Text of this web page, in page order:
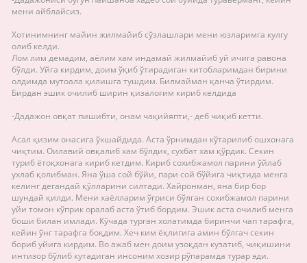
мени айблайсиз.
Хотинимнинг майин жилмайиб сўзлашлари мени юзларимга кулгу
олиб келди.
Лом лим демадим, аёлим хам индамай жилмайиб уй ичига равона
бўлди. Уйга кирдим, доим ўқиб ўтирадиган китобларимдан бирини
олдимда мутоала қилишга тушдим. Билмайман қанча ўтирдим.
Бирдан эшик очилиб ширин қизалоғим кириб келдида
-Дадажон овқат пишибти, онам чақийяпти,- деб чиқиб кетти.
Асал қизим онасига ўхшайдида. Аста ўрнимдан кўтарилиб ошхонага
чиқтим. Оилавий овқалиб хам бўлдик, сухбат хам қўрдик. Секин
туриб ётоқхонага кириб кетдим. Кириб сохибжамол парини ўйлаб
ухлаб қолибман. Яна ўша сой бўйи, пари сой бўйига чиқтида менга
келинг дегандай қўлларини силтади. Хайронман, яна бир бор
шундай қилди. Мени хаёлларим ўғриси бўлган сохибжамол парини
уйи томон кўприк оралаб аста ўтиб бордим. Эшик аста очилиб менга
боши билан имлади. Кўчада турган холатимда биринчи чап тарафга,
кейин ўнг тарафга боқдим. Хеч ким ёқлигига амин бўлгач секин
бориб уйига кирдим. Во ажаб мен доим узоқдан кузатиб, чиқишини
интизор бўлиб кутадиган инсоним хозир рўпарамда турар эди.